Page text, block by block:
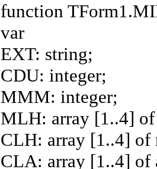
function
var
EXT: string;
CDU: integer;
MMM: integer;
MLH: array [1..4]
CLH: array [1..4] of
CLA: array [1..4] of